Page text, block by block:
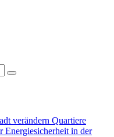
verändern Quartiere
Energiesicherheit in der